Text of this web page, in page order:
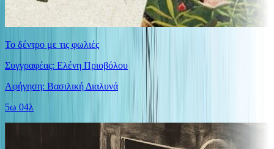
Το δέντρο με τις φωλιές
Συγγραφέας: Ελένη Πριοβόλου
Αφήγηση: Βασιλική Διαλυνά
5ω 04λ